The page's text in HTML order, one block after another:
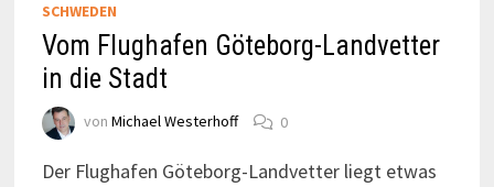
SCHWEDEN
Vom Flughafen Göteborg-Landvetter
in die Stadt
von Michael Westerhoff 0
Der Flughafen Göteborg-Landvetter liegt etwas